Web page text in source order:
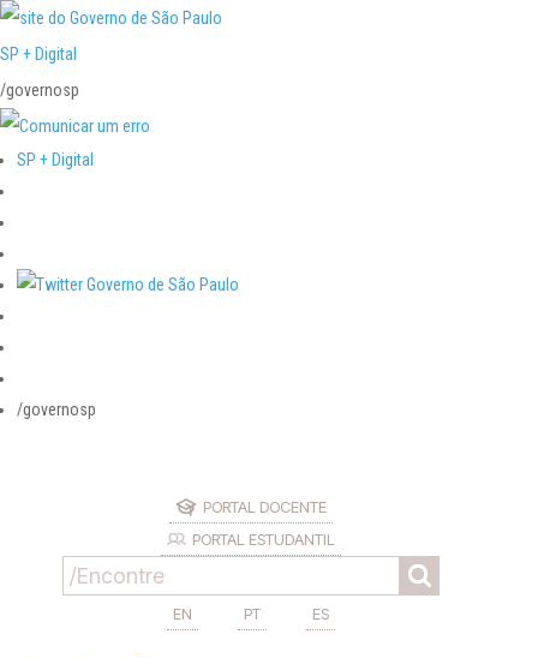
SP + Digital
/governosp
SP + Digital
/governosp
PORTAL DOCENTE
PORTAL ESTUDANTIL
EN PT ES